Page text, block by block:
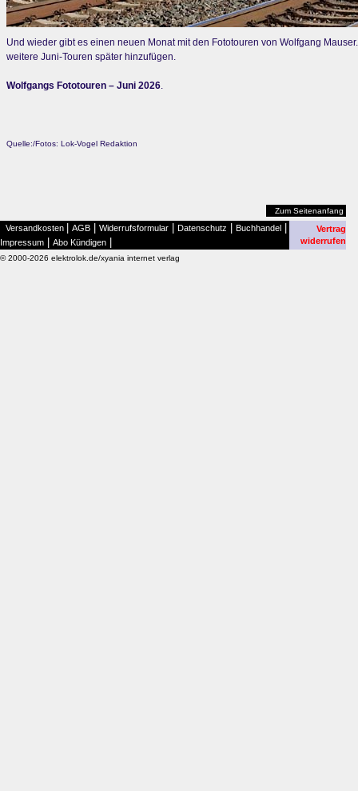
Und wieder gibt es einen neuen Monat mit den Fototouren von Wolfgang
weitere Juni-Touren später hinzufügen.
Wolfgangs Fototouren – Juni 2026.
Quelle:/Fotos: Lok-Vogel Redaktion
Zum Seitenanfang
Versandkosten AGB Widerrufsformular Datenschutz Buchhandel
Impressum Abo Kündigen
Vertrag
widerrufen
© 2000-2026 elektrolok.de/xyania internet verlag